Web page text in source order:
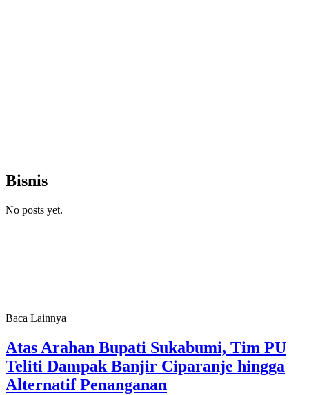
Bisnis
No posts yet.
Baca Lainnya
Atas Arahan Bupati Sukabumi, Tim PU
Teliti Dampak Banjir Ciparanje hingga
Alternatif Penanganan